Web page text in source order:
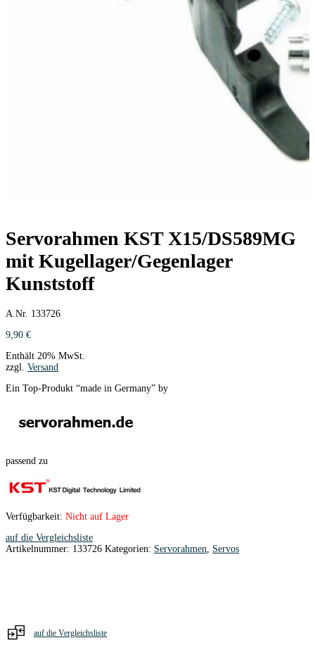
Servorahmen KST X15/DS589MG
mit Kugellager/Gegenlager
Kunststoff
A.Nr. 133726
9,90 €
Enthält 20% MwSt.
zzgl. Versand
Ein Top-Produkt “made in Germany” by
passend zu
Verfügbarkeit: Nicht auf Lager
auf die Vergleichsliste
Artikelnummer: 133726 Kategorien: Servorahmen Servos
auf die Vergleichsliste